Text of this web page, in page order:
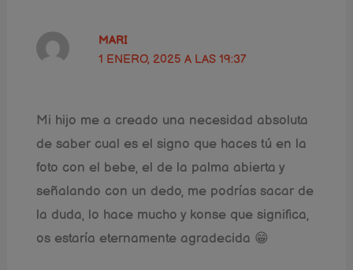
MARI
1 ENERO, 2025 A LAS 19:37
Mi hijo me a creado una necesidad absoluta
de saber cual es el signo que haces tú en la
foto con el bebe, el de la palma abierta y
señalando con un dedo, me podrías sacar de
la duda, lo hace mucho y konse que significa,
os estaría eternamente agradecida 😁